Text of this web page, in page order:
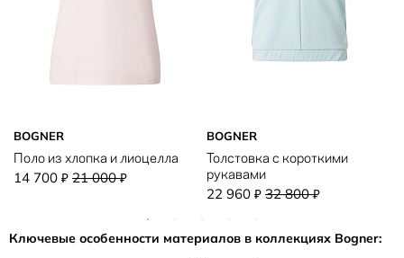
BOGNER
Поло из хлопка и лиоцелла
14 700 ₽ 21 000₽
BOGNER
Толстовка с короткими
рукавами
22 960 ₽ 32 800₽
Ключевые особенности материалов в коллекциях Bogner: